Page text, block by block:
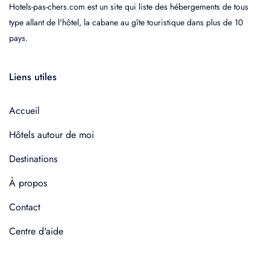
Hotels-pas-chers.com est un site qui liste des hébergements de tous
type allant de l'hôtel, la cabane au gîte touristique dans plus de 10
pays.
Liens utiles
Accueil
Hôtels autour de moi
Destinations
À propos
Contact
Centre d'aide